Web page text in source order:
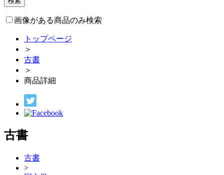
画像がある商品のみ検索
トップページ
＞
古書
＞
商品詳細
古書
古書
>